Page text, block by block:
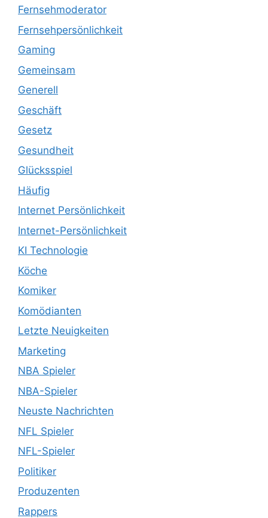
Fernsehmoderator
Fernsehpersönlichkeit
Gaming
Gemeinsam
Generell
Geschäft
Gesetz
Gesundheit
Glücksspiel
Häufig
Internet Persönlichkeit
Internet-Persönlichkeit
KI Technologie
Köche
Komiker
Komödianten
Letzte Neuigkeiten
Marketing
NBA Spieler
NBA-Spieler
Neuste Nachrichten
NFL Spieler
NFL-Spieler
Politiker
Produzenten
Rappers